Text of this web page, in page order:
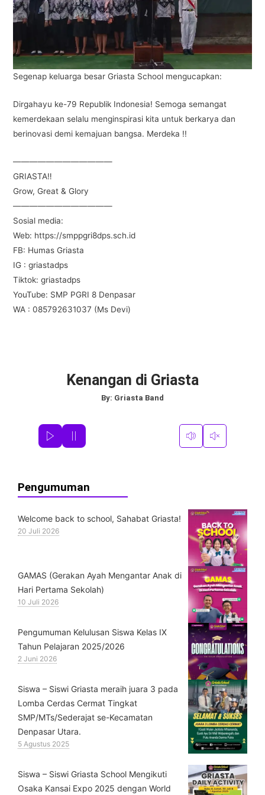
Segenap keluarga besar Griasta School mengucapkan:
Dirgahayu ke-79 Republik Indonesia! Semoga semangat
kemerdekaan selalu menginspirasi kita untuk berkarya dan
berinovasi demi kemajuan bangsa. Merdeka !!
————————————
GRIASTA‼️
Grow, Great & Glory
————————————
Sosial media:
Web: https://smppgri8dps.sch.id
FB: Humas Griasta
IG : griastadps
Tiktok: griastadps
YouTube: SMP PGRI 8 Denpasar
WA : 085792631037 (Ms Devi)
Kenangan di Griasta
By: Griasta Band
Pengumuman
Welcome back to school, Sahabat Griasta!
20 Juli 2026
GAMAS (Gerakan Ayah Mengantar Anak di
Hari Pertama Sekolah)
10 Juli 2026
Pengumuman Kelulusan Siswa Kelas IX
Tahun Pelajaran 2025/2026
2 Juni 2026
Siswa – Siswi Griasta meraih juara 3 pada
Lomba Cerdas Cermat Tingkat
SMP/MTs/Sederajat se-Kecamatan
Denpasar Utara.
5 Agustus 2025
Siswa – Siswi Griasta School Mengikuti
Osaka Kansai Expo 2025 dengan World